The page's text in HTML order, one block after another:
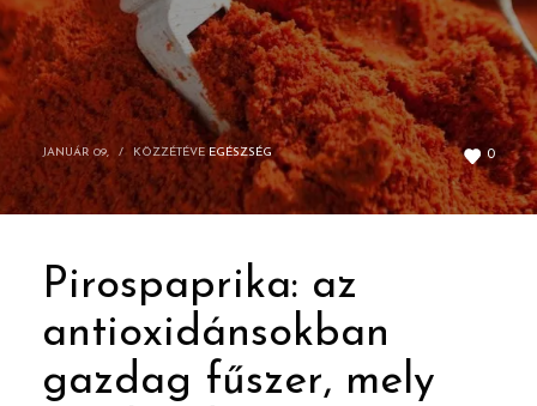
0
JANUÁR 09, / KÖZZÉTÉVEEGÉSZSÉG
Pirospaprika: az
antioxidánsokban
gazdag fűszer, mely